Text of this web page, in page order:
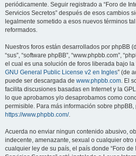
periódicamente. Seguir registrado a “Foro de
Servicios Secretos” después de esos cambios
legalmente sometido a esos nuevos términos
reformados.
Nuestros foros están desarrollados por phpBB
“sus”, “software phpBB”, “www.phpbb.com”,
el cual es una solución de foros liberada bajo la
GNU General Public License v2 en Ingles” (de
puede ser descargada de www.phpbb.com. El
facilita discusiones basadas en Internet y la
lo que aprobamos y/o desaprobamos como
permisible. Para más información sobre phpBB,
https://www.phpbb.com/.
Acuerda no enviar ningun contenido abusivo,
indecente, amenazante, sexual o cualquier
cualquier ley de su país, el país donde “Foro